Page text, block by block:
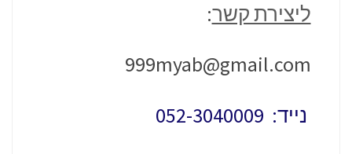
ליצירת קשר:
999myab@gmail.com
נייד: 052-3040009